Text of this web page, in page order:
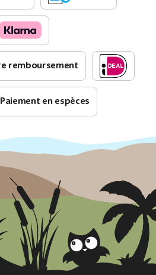
remboursement
Paiement en espèces